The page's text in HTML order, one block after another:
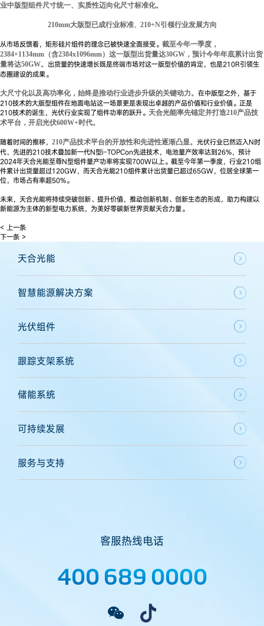
业中版型组件尺寸统一、实质性迈向化尺寸标准化。
210mm大版型已成行业标准， 210+N引领行业发展方向
从市场反馈看，矩形硅片组件的理念已被快速全面接受。 截至今年一季度，
2384×1134mm（含2384x1096mm）这一版型出货量达30GW，预计今年年底累计出货
量将达50GW。 出货量的快速增长既是终端市场对这一版型价值的肯定，也是210R引领生
态圈建设的成果。
大尺寸化以及高功率化，始终是推动行业进步升级的关键动力。 在中版型之外，基于
210技术的大版型组件在地面电站这一场景更是表现出卓越的产品价值和行业价值。正是
210技术的诞生，光伏行业实现了组件功率的跃升。 天合光能率先锚定并打造210产品技
术平台，开启光伏600W+时代。
随着时间的推移， 210产品技术平台的开放性和先进性逐渐凸显。 光伏行业已然迈入N时
代，先进的210技术叠加新一代N型i-TOPCon先进技术，电池量产效率达到26%，预计
2024年天合光能至尊N型组件量产功率将实现700W以上。截至今年第一季度，行业210组
件累计出货量超过120GW，而天合光能210组件累计出货量已超过65GW，位居全球第一
位，市场占有率超50%。
未来，天合光能将持续突破创新、提升价值，推动创新机制、创新生态的形成，助力构建以
新能源为主体的新型电力系统，为美好零碳新世界贡献天合力量。
< 上一条
下一条 >
天合光能
智慧能源解决方案
光伏组件
跟踪支架系统
储能系统
可持续发展
服务与支持
客服热线电话
400 689 0000